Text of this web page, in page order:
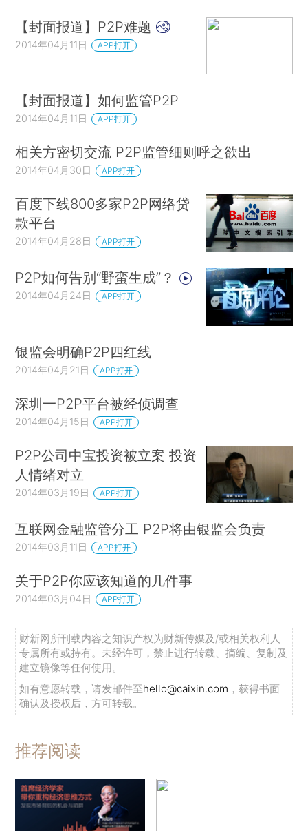
【封面报道】P2P难题
2014年04月11日 APP打开
【封面报道】如何监管P2P
2014年04月11日 APP打开
相关方密切交流 P2P监管细则呼之欲出
2014年04月30日 APP打开
百度下线800多家P2P网络贷
款平台
2014年04月28日 APP打开
P2P如何告别“野蛮生成”？
2014年04月24日 APP打开
银监会明确P2P四红线
2014年04月21日 APP打开
深圳一P2P平台被经侦调查
2014年04月15日 APP打开
P2P公司中宝投资被立案 投资
人情绪对立
2014年03月19日 APP打开
互联网金融监管分工 P2P将由银监会负责
2014年03月11日 APP打开
关于P2P你应该知道的几件事
2014年03月04日 APP打开
财新网所刊载内容之知识产权为财新传媒及/或相关权利人
专属所有或持有。未经许可，禁止进行转载、摘编、复制及
建立镜像等任何使用。
如有意愿转载，请发邮件至hello@caixin.com ，获得书面
确认及授权后，方可转载。
推荐阅读